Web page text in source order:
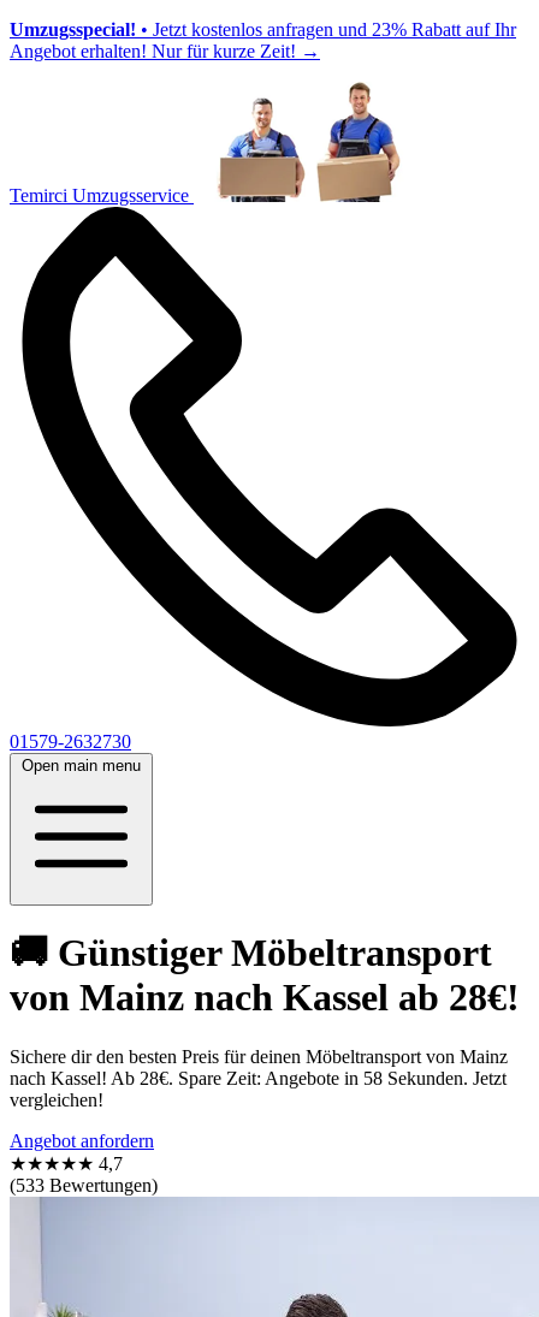
Umzugsspecial! • Jetzt kostenlos anfragen und 23% Rabatt auf Ihr
Angebot erhalten! Nur für kurze Zeit! →
Temirci Umzugsservice
01579-2632730
Open main menu
🚚 Günstiger Möbeltransport
von Mainz nach Kassel ab 28€!
Sichere dir den besten Preis für deinen Möbeltransport von Mainz
nach Kassel! Ab 28€. Spare Zeit: Angebote in 58 Sekunden. Jetzt
vergleichen!
Angebot anfordern
★★★★★ 4,7
(533 Bewertungen)